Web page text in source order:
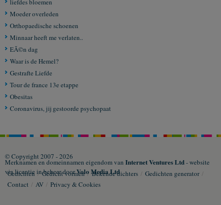
liefdes bloemen
Moeder overleden
Orthopaedische schoenen
Minnaar heeft me verlaten..
EÃ©n dag
Waar is de Hemel?
Gestrafte Liefde
Tour de france 13e etappe
Obesitas
Coronavirus, jij gestoorde psychopaat
© Copyright 2007 - 2026
Gedichten / Gedicht vormen / Bekende dichters / Gedichten generator /
Contact / AV / Privacy & Cookies
Merknamen en domeinnamen eigendom van Internet Ventures Ltd- website
via licentie in beheer doorVolo Media Ltd